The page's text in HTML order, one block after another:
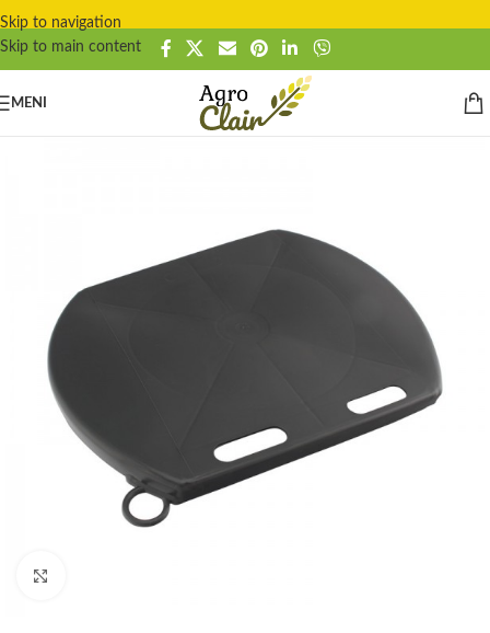
Skip to navigation
Skip to main content
MENI